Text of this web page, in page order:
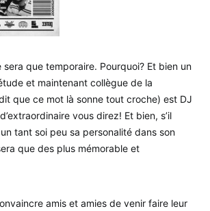
sera que temporaire. Pourquoi? Et bien un
et maintenant collègue de la
que ce mot là sonne tout croche) est DJ
vous direz! Et bien, s’il
tant soi peu sa personalité dans son
que des plus mémorable et
amis et amies de venir faire leur